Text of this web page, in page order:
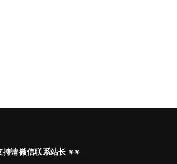
请微信联系站长 ※※